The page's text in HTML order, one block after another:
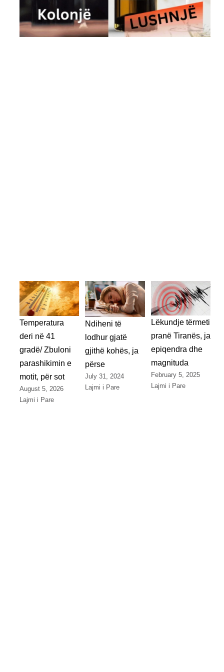
Temperatura
deri në 41
gradë/ Zbuloni
parashikimin e
motit, për sot
August 5, 2026
Lajmi i Pare
Ndiheni të
lodhur gjatë
gjithë kohës, ja
përse
July 31, 2024
Lajmi i Pare
Lëkundje tërmeti
pranë Tiranës, ja
epiqendra dhe
magnituda
February 5, 2025
Lajmi i Pare